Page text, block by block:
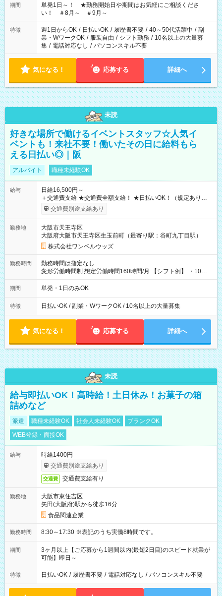
期間
単発1日～！ ★勤務開始日や期間はお気軽にご相談くださ
い！ ＃8月～ ＃9月～
特徴 週1日からOK / 日払いOK / 履歴書不要 / 40～50代活躍中 / 副
業・WワークOK / 服装自由 / シフト勤務 / 10名以上の大量募
集 / 電話対応なし / パソコンスキル不要
気になる！ 応募する 詳細へ
未読
好きな場所で働けるイベントスタッフ☆人気イ
ベントも！来社不要！働いたその日に給料もら
える日払い◎｜阪
アルバイト 職種未経験OK
給与
日給16,500円～
＋交通費支給 ★交通費全額支給！ ★日払いOK！（規定あり） ┗
働いたその日に現金GET♪ お仕事後はコンビニATMから 日払
交通費別途支給あり
勤務地
大阪市天王寺区
大阪府大阪市天王寺区生玉前町（最寄り駅：谷町九丁目駅）
株式会社ワンベルウッズ
勤務時間
勤務時間は指定なし
変形労働時間制 想定労働時間160時間/月 【シフト例】 ・10：
00～20：00
期間 単発・1日のみOK
特徴 日払いOK / 副業・WワークOK / 10名以上の大量募集
気になる！ 応募する 詳細へ
未読
給与即払いOK！高時給！土日休み！お菓子の箱
詰めなど
派遣 職種未経験OK 社会人未経験OK
ブランクOK
WEB登録・面接OK
給与
時給1400円
交通費別途支給あり
交通費 交通費支給有り
勤務地
大阪市東住吉区
矢田(大阪府)駅から徒歩16分
食品関連企業
勤務時間 8:30～17:30 ※表記のうち実働8時間です。
期間
3ヶ月以上【ご応募から1週間以内(最短2日目)のスピード就業が
可能】即日～
特徴 日払いOK / 履歴書不要 / 電話対応なし / パソコンスキル不要